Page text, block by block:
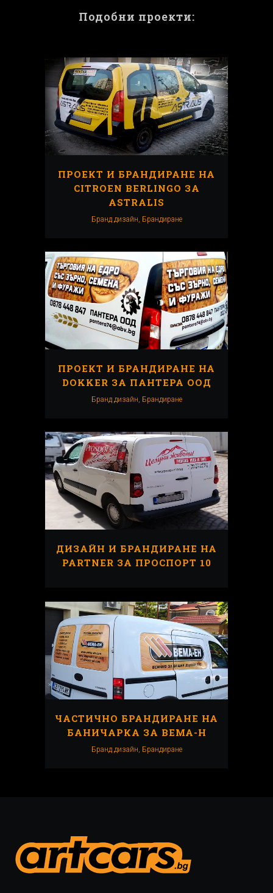
Подобни проекти:
ПРОЕКТ И БРАНДИРАНЕ НА
CITROEN BERLINGO ЗА
ASTRALIS
Бранд дизайн, Брандиранe
ПРОЕКТ И БРАНДИРАНЕ НА
DOKKER ЗА ПАНТЕРА ООД
Бранд дизайн, Брандиранe
ДИЗАЙН И БРАНДИРАНЕ НА
PARTNER ЗА ПРОСПОРТ 10
ЧАСТИЧНО БРАНДИРАНЕ НА
БАНИЧАРКА ЗА ВЕМА-Н
Бранд дизайн, Брандиранe